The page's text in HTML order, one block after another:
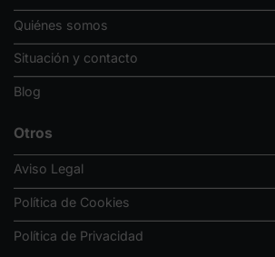
Quiénes somos
Situación y contacto
Blog
Otros
Aviso Legal
Política de Cookies
Política de Privacidad